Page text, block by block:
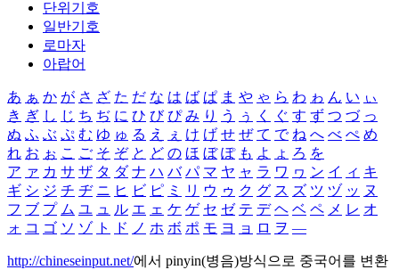
단위기호
일반기호
로마자
아랍어
あ ぁ か が さ ざ た だ な は ば ぱ ま や ゃ ら わ ゎ ん い ぃ
き ぎ し じ ち ぢ に ひ び ぴ み り う ぅ く ぐ す ず つ づ っ
ぬ ふ ぶ ぷ む ゆ ゅ る え ぇ け げ せ ぜ て で ね へ べ ぺ め
れ お ぉ こ ご そ ぞ と ど の ほ ぼ ぽ も よ ょ ろ を
ア ァ カ サ ザ タ ダ ナ ハ バ パ マ ヤ ャ ラ ワ ヮ ン イ ィ キ
ギ シ ジ チ ヂ ニ ヒ ビ ピ ミ リ ウ ゥ ク グ ス ズ ツ ヅ ッ ヌ
フ ブ プ ム ユ ュ ル エ ェ ケ ゲ セ ゼ テ デ ヘ ベ ペ メ レ オ
ォ コ ゴ ソ ゾ ト ド ノ ホ ボ ポ モ ヨ ョ ロ ヲ ―
http://chineseinput.net/에서 pinyin(병음)방식으로 중국어를 변환